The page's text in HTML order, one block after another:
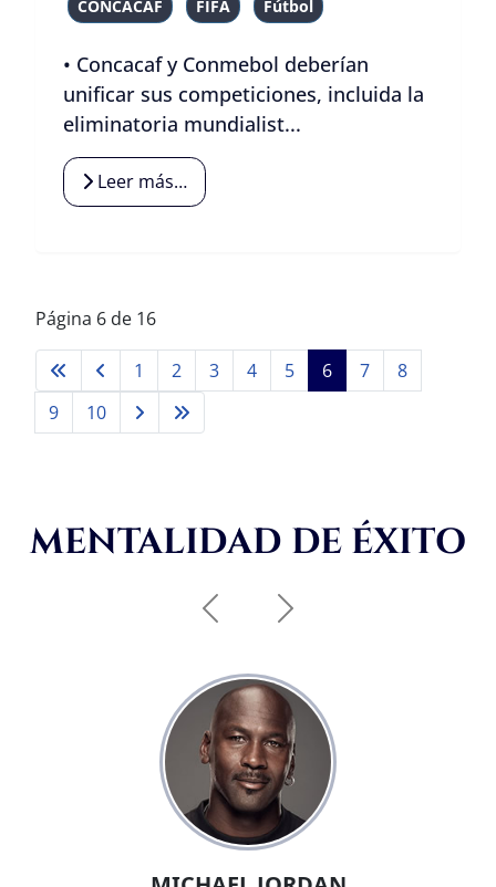
CONCACAF FIFA Fútbol
• Concacaf y Conmebol deberían
unificar sus competiciones, incluida la
eliminatoria mundialist...
Leer más…
Página 6 de 16
1 2 3 4 5 6 7
8
9
10
MENTALIDAD DE ÉXITO
AnteriorSiguiente